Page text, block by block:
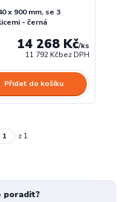
x 900 mm, se 3
- černá
14 268 Kč/ks
11 792 Kčbez DPH
Přidat do košíku
z 1
poradit?